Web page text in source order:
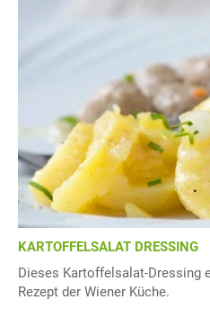
KARTOFFELSALAT DRESSING
Dieses Kartoffelsalat-Dressing
Rezept der Wiener Küche.